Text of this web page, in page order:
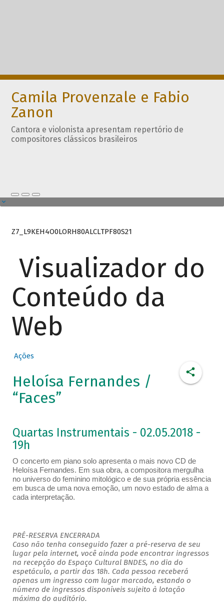
Camila Provenzale e Fabio
Zanon
Cantora e violonista apresentam repertório de
compositores clássicos brasileiros
Z7_L9KEH4O0LORH80ALCLTPF80S21
Visualizador do
Conteúdo da
Web
Ações
Heloísa Fernandes /
“Faces”
Quartas Instrumentais - 02.05.2018 -
19h
O concerto em piano solo apresenta o mais novo CD de
Heloísa Fernandes. Em sua obra, a compositora mergulha
no universo do feminino mitológico e de sua própria essência
em busca de uma nova emoção, um novo estado de alma a
cada interpretação.
PRÉ-RESERVA ENCERRADA
Caso não tenha conseguido fazer a pré-reserva de seu
lugar pela internet, você ainda pode encontrar ingressos
na recepção do Espaço Cultural BNDES, no dia do
espetáculo, a partir das 18h. Cada pessoa receberá
apenas um ingresso com lugar marcado, estando o
número de ingressos disponíveis sujeito à lotação
máxima do auditório.